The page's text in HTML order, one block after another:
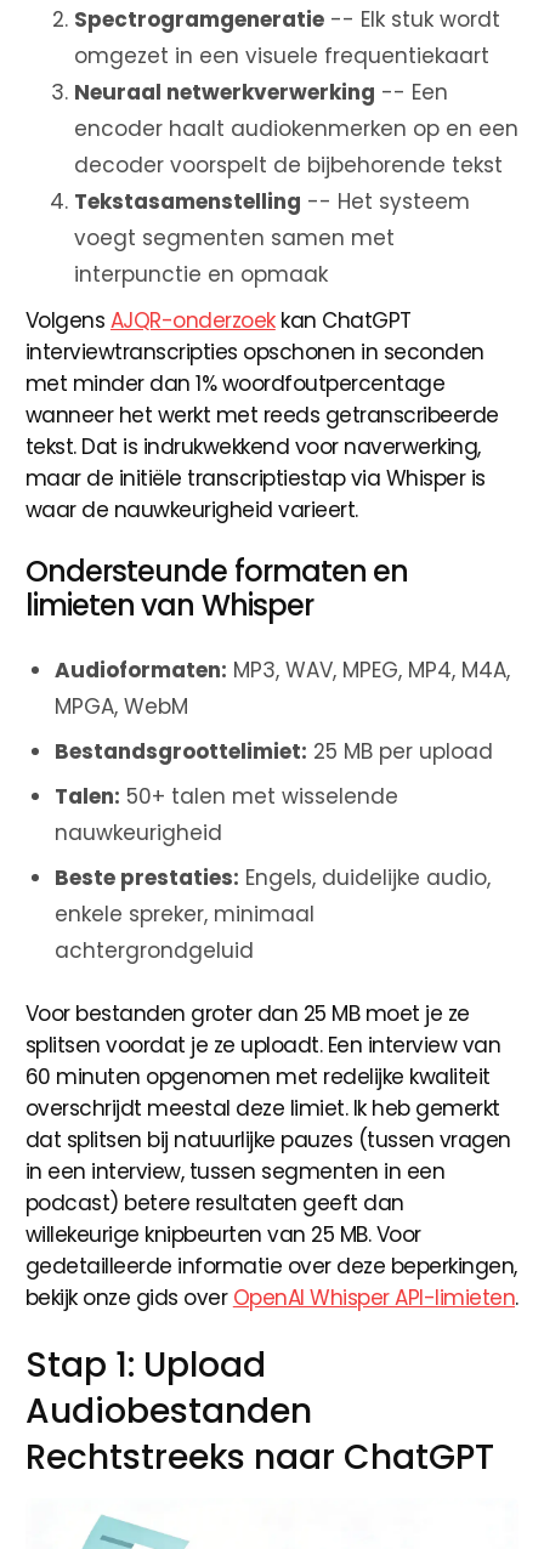
Spectrogramgeneratie -- Elk stuk wordt
omgezet in een visuele frequentiekaart
Neuraal netwerkverwerking -- Een
encoder haalt audiokenmerken op en een
decoder voorspelt de bijbehorende tekst
Tekstasamenstelling -- Het systeem
voegt segmenten samen met
interpunctie en opmaak
Volgens AJQR-onderzoekkan ChatGPT
interviewtranscripties opschonen in seconden
met minder dan 1% woordfoutpercentage
wanneer het werkt met reeds getranscribeerde
tekst. Dat is indrukwekkend voor naverwerking,
maar de initiële transcriptiestap via Whisper is
waar de nauwkeurigheid varieert.
Ondersteunde formaten en
limieten van Whisper
Audioformaten: MP3, WAV, MPEG, MP4, M4A,
MPGA, WebM
Bestandsgroottelimiet: 25 MB per upload
Talen: 50+ talen met wisselende
nauwkeurigheid
Beste prestaties: Engels, duidelijke audio,
enkele spreker, minimaal
achtergrondgeluid
Voor bestanden groter dan 25 MB moet je ze
splitsen voordat je ze uploadt. Een interview van
60 minuten opgenomen met redelijke kwaliteit
overschrijdt meestal deze limiet. Ik heb gemerkt
dat splitsen bij natuurlijke pauzes (tussen vragen
in een interview, tussen segmenten in een
podcast) betere resultaten geeft dan
willekeurige knipbeurten van 25 MB. Voor
gedetailleerde informatie over deze beperkingen,
bekijk onze gids over OpenAI Whisper API-limieten.
Stap 1: Upload
Audiobestanden
Rechtstreeks naar ChatGPT